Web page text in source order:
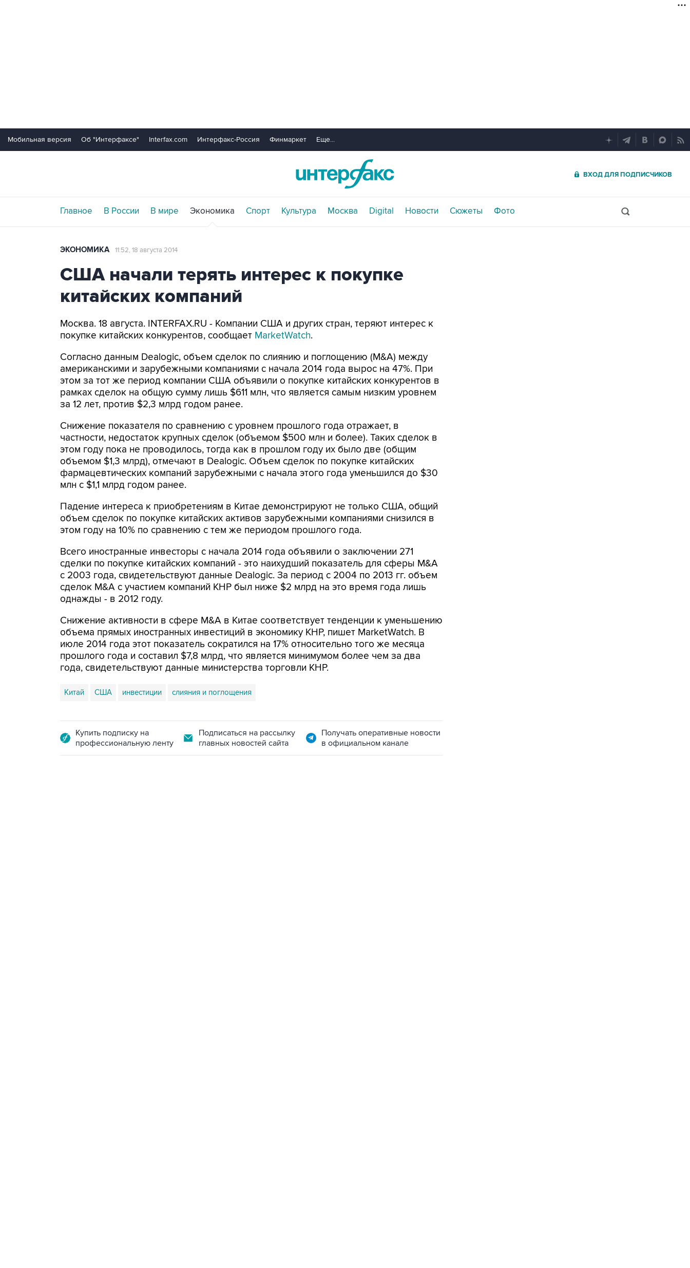
Мобильная версия Об "Интерфаксе" Interfax.com Интерфакс-Россия Финмаркет Еще...
ВХОД ДЛЯ ПОДПИСЧИКОВ
Главное В России В мире Экономика Спорт Культура Москва Digital Новости Сюжеты Фото
ЭКОНОМИКА 11:52, 18 августа 2014
США начали терять интерес к покупке
китайских компаний
Москва. 18 августа. INTERFAX.RU - Компании США и других стран, теряют интерес к
покупке китайских конкурентов, сообщает MarketWatch.
Согласно данным Dealogic, объем сделок по слиянию и поглощению (M&A) между
американскими и зарубежными компаниями с начала 2014 года вырос на 47%. При
этом за тот же период компании США объявили о покупке китайских конкурентов в
рамках сделок на общую сумму лишь $611 млн, что является самым низким уровнем
за 12 лет, против $2,3 млрд годом ранее.
Снижение показателя по сравнению с уровнем прошлого года отражает, в
частности, недостаток крупных сделок (объемом $500 млн и более). Таких сделок в
этом году пока не проводилось, тогда как в прошлом году их было две (общим
объемом $1,3 млрд), отмечают в Dealogic. Объем сделок по покупке китайских
фармацевтических компаний зарубежными с начала этого года уменьшился до $30
млн с $1,1 млрд годом ранее.
Падение интереса к приобретениям в Китае демонстрируют не только США, общий
объем сделок по покупке китайских активов зарубежными компаниями снизился в
этом году на 10% по сравнению с тем же периодом прошлого года.
Всего иностранные инвесторы с начала 2014 года объявили о заключении 271
сделки по покупке китайских компаний - это наихудший показатель для сферы M&A
с 2003 года, свидетельствуют данные Dealogic. За период с 2004 по 2013 гг. объем
сделок M&A с участием компаний КНР был ниже $2 млрд на это время года лишь
однажды - в 2012 году.
Снижение активности в сфере M&A в Китае соответствует тенденции к уменьшению
объема прямых иностранных инвестиций в экономику КНР, пишет MarketWatch. В
июле 2014 года этот показатель сократился на 17% относительно того же месяца
прошлого года и составил $7,8 млрд, что является минимумом более чем за два
года, свидетельствуют данные министерства торговли КНР.
Китай США инвестиции слияния и поглощения
Купить подписку на
профессиональную ленту
Подписаться на рассылку
главных новостей сайта
Получать оперативные новости
в официальном канале